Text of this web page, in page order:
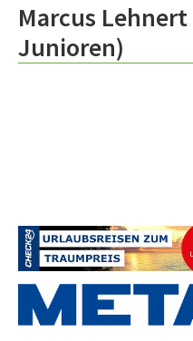
Marcus
Junioren)